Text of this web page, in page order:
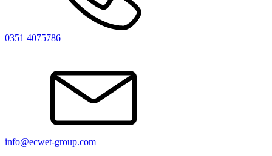
0351 4075786
info@ecwet-group.com